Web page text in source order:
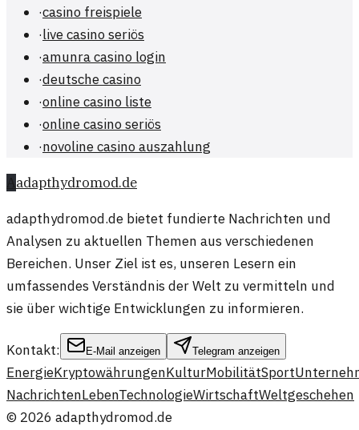
·casino freispiele
·live casino seriös
·amunra casino login
·deutsche casino
·online casino liste
·online casino seriös
·novoline casino auszahlung
Aadapthydromod.de
adapthydromod.de bietet fundierte Nachrichten und
Analysen zu aktuellen Themen aus verschiedenen
Bereichen. Unser Ziel ist es, unseren Lesern ein
umfassendes Verständnis der Welt zu vermitteln und
sie über wichtige Entwicklungen zu informieren.
Kontakt: E-Mail anzeigen Telegram anzeigen
EnergieKryptowährungenKulturMobilitätSport
NachrichtenLebenTechnologieWirtschaftWeltgeschehen
© 2026 adapthydromod.de